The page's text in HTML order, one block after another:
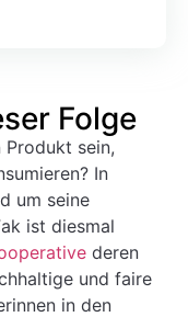
Folge
sein,
In
um seine
ist diesmal
deren
und faire
in den